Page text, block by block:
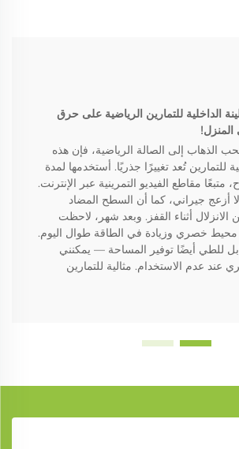
الداخلية للتمارين الرياضية على حرق
المنزل!
الذهاب إلى الصالة الرياضية، فإن هذه
للتمارين تُعد تغييرًا جذريًا. أستخدمها لمدة
متبعًا مقاطع الفيديو التمرينية عبر الإنترنت.
أزعج جيراني، كما أن السطح المضاد
الانزلال أثناء القفز. وبعد شهر، لاحظت
محيط خصري وزيادة في الطاقة طوال اليوم.
للطي أيضًا توفير المساحة — يمكنني
عند عدم الاستخدام. مثالية للتمارين